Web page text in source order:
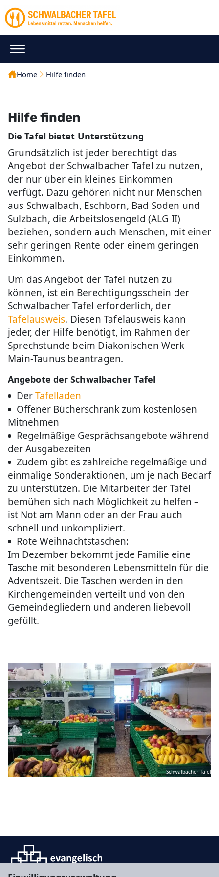
Home Hilfe finden
Hilfe finden
Die Tafel bietet Unterstützung
Grundsätzlich ist jeder berechtigt das
Angebot der Schwalbacher Tafel zu nutzen,
der nur über ein kleines Einkommen
verfügt. Dazu gehören nicht nur Menschen
aus Schwalbach, Eschborn, Bad Soden und
Sulzbach, die Arbeitslosengeld (ALG II)
beziehen, sondern auch Menschen, mit einer
sehr geringen Rente oder einem geringen
Einkommen.
Um das Angebot der Tafel nutzen zu
können, ist ein Berechtigungsschein der
Schwalbacher Tafel erforderlich, der
Tafelausweis. Diesen Tafelausweis kann
jeder, der Hilfe benötigt, im Rahmen der
Sprechstunde beim Diakonischen Werk
Main-Taunus beantragen.
Angebote der Schwalbacher Tafel
DerTafelladen
Offener Bücherschrank zum kostenlosen
Mitnehmen
Regelmäßige Gesprächsangebote während
der Ausgabezeiten
Zudem gibt es zahlreiche regelmäßige und
einmalige Sonderaktionen, um je nach Bedarf
zu unterstützen. Die Mitarbeiter der Tafel
bemühen sich nach Möglichkeit zu helfen –
ist Not am Mann oder an der Frau auch
schnell und unkompliziert.
Rote Weihnachtstaschen:
Im Dezember bekommt jede Familie eine
Tasche mit besonderen Lebensmitteln für die
Adventszeit. Die Taschen werden in den
Kirchengemeinden verteilt und von den
Gemeindegliedern und anderen liebevoll
gefüllt.
Schwalbacher Tafel